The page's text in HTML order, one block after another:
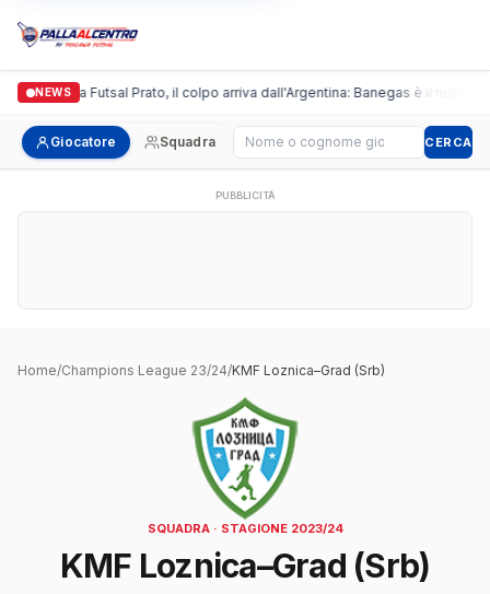
NEWS
Italgronda Futsal Prato, il colpo arriva dall'Argentina: Banegas è il nuovo
Giocatore Squadra Cerca giocatore CERCA
PUBBLICITÀ
Home/Champions League 23/24/KMF Loznica–Grad (Srb)
SQUADRA · STAGIONE 2023/24
KMF Loznica–Grad (Srb)